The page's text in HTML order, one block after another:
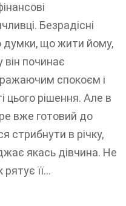
Безрадісні
думки, що жити йому,
він починає
спокоєм і
цього рішення. Але в
вже готовий до
стрибнути в річку,
якась дівчина. Не
її...